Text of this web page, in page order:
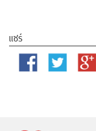
แชร์
Facebook Twitter
Google